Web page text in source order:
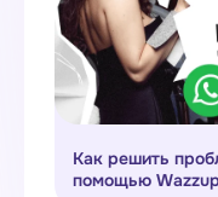
Как решить
помощью Wazzup